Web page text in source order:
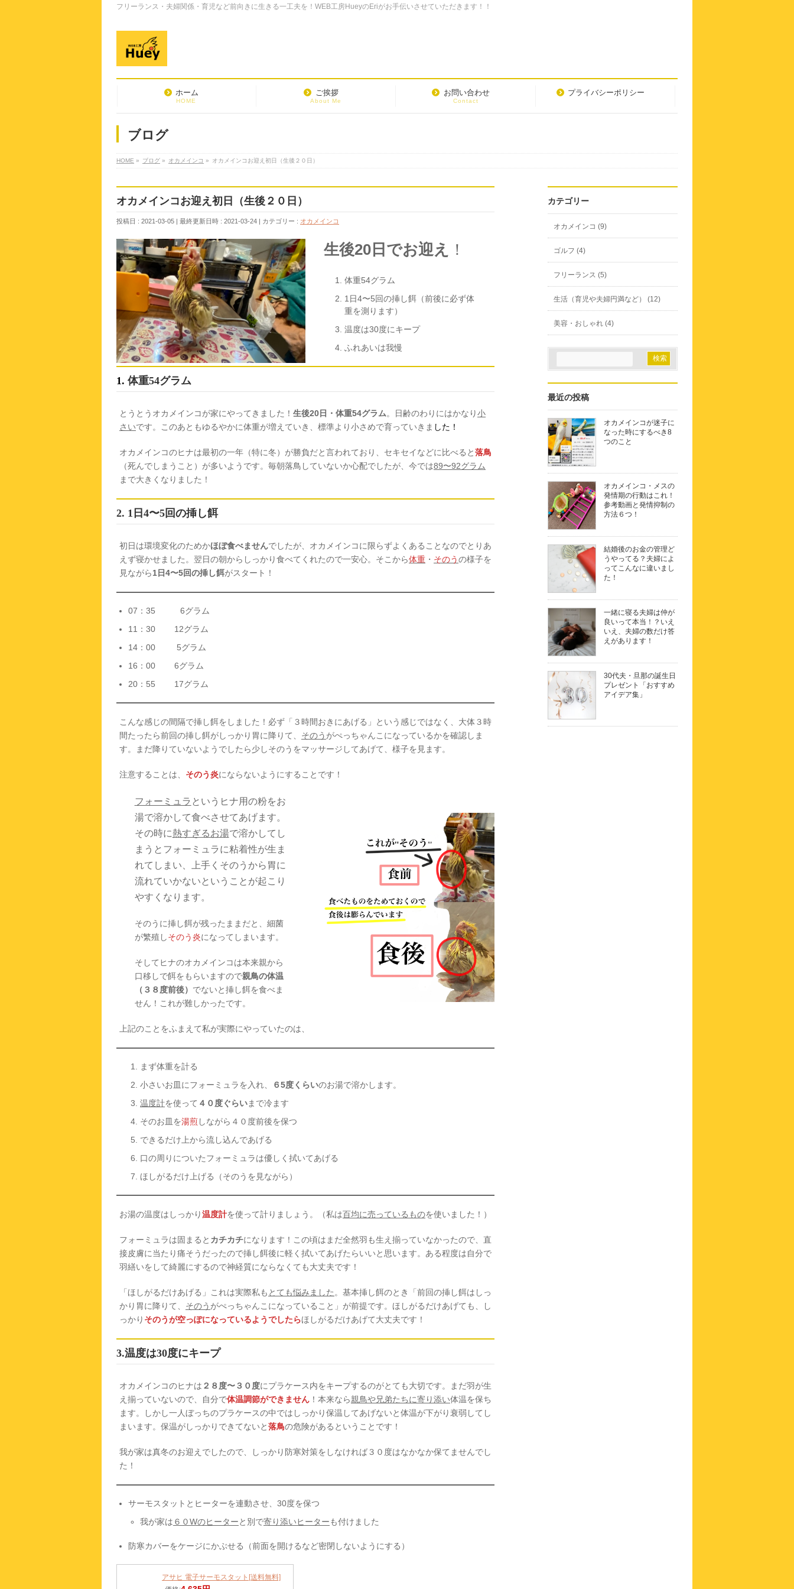
フリーランス・夫婦関係・育児など前向きに生きる一工夫を！WEB工房HueyのEriがお手伝いさせていただきます！！
ホーム
HOME
ご挨拶
About Me
お問い合わせ
Contact
プライバシーポリシー
ブログ
HOME » ブログ » オカメインコ » オカメインコお迎え初日（生後２０日）
オカメインコお迎え初日（生後２０日）
投稿日 : 2021-03-05 最終更新日時 : 2021-03-24 カテゴリー : オカメインコ
生後20日でお迎え ！
体重54グラム
1日4〜5回の挿し餌（前後に必ず体
重を測ります）
温度は30度にキープ
ふれあいは我慢
1. 体重54グラム
とうとうオカメインコが家にやってきました！ 生後20日・体重54グラム。日齢のわりにはかなり小
さいです。このあともゆるやかに体重が増えていき、標準より小さめで育っていきま した！
オカメインコのヒナは最初の一年（特に冬）が勝負だと言われており、セキセイなどに比べると落鳥
（死んでしまうこと）が多いようです。毎朝落鳥していないか心配でしたが、今では89〜92グラム
まで大きくなりました！
2. 1日4〜5回の挿し餌
初日は環境変化のためかほぼ食べませんでしたが、オカメインコに限らずよくあることなのでとりあ
えず寝かせました。翌日の朝からしっかり食べてくれたので一安心。そこから体重 ・ そのうの様子を
見ながら1日4〜5回の挿し餌がスタート！
07：35 6グラム
11：30 12グラム
14：00 5グラム
16：00 6グラム
20：55 17グラム
こんな感じの間隔で挿し餌をしました！必ず「３時間おきにあげる」という感じではなく、大体３時
間たったら前回の挿し餌がしっかり胃に降りて、 そのう がぺっちゃんこになっているかを確認しま
す。まだ降りていないようでしたら少しそのうをマッサージしてあげて、様子を見ます。
注意することは、 そのう炎にならないようにすることです！
フォーミュラ というヒナ用の粉をお
湯で溶かして食べさせてあげます。
その時に熱すぎるお湯で溶かしてし
まうとフォーミュラに粘着性が生ま
れてしまい、上手くそのうから胃に
流れていかないということが起こり
やすくなります。
そのうに挿し餌が残ったままだと、細菌
が繁殖しそのう炎になってしまいます。
そしてヒナのオカメインコは本来親から
口移しで餌をもらいますので親鳥の体温
（３８度前後） でないと挿し餌を食べま
せん！これが難しかったです。
上記のことをふまえて私が実際にやっていたのは、
まず体重を計る
小さいお皿にフォーミュラを入れ、
６5度くらいのお湯で溶かします。
温度計を使って ４０度ぐらいまで冷ます
そのお皿を湯煎しながら４０度前後を保つ
できるだけ上から流し込んであげる
口の周りについたフォーミュラは優しく拭いてあげる
ほしがるだけ上げる（そのうを見ながら）
お湯の温度はしっかり温度計を使って計りましょう。（私は百均に売っているものを使いました！）
フォーミュラは固まると カチカチになります！この頃はまだ全然羽も生え揃っていなかったので、直
接皮膚に当たり痛そうだったので挿し餌後に軽く拭いてあげたらいいと思います。ある程度は自分で
羽繕いをして綺麗にするので神経質にならなくても大丈夫です！
「ほしがるだけあげる」これは実際私も とても悩みました 。基本挿し餌のとき「前回の挿し餌はしっ
かり胃に降りて、 そのう がぺっちゃんこになっていること」が前提です。ほしがるだけあげても、し
っかり そのうが空っぽになっているようでしたらほしがるだけあげて大丈夫です！
3.温度は30度にキープ
オカメインコのヒナは ２８度〜３０度にプラケース内をキープするのがとても大切です。まだ羽が生
え揃っていないので、自分で体温調節ができません ！本来なら親鳥や兄弟たちに寄り添い体温を保ち
ます。しかし一人ぼっちのプラケースの中ではしっかり保温してあげないと体温が下がり衰弱してし
まいます。保温がしっかりできてないと落鳥の危険があるということです！
我が家は真冬のお迎えでしたので、しっかり防寒対策をしなければ３０度はなかなか保てませんでし
た！
サーモスタットとヒーターを連動させ、30度を保つ
我が家は ６０Wのヒーターと別で寄り添いヒーターも付けました
防寒カバーをケージにかぶせる（前面を開けるなど密閉しないようにする）
アサヒ 電子サーモスタット[送料無料]
カテゴリー
オカメインコ (9)
ゴルフ (4)
フリーランス (5)
生活（育児や夫婦円満など） (12)
美容・おしゃれ (4)
最近の投稿
オカメインコが迷子に
なった時にするべき8
つのこと
オカメインコ・メスの
発情期の行動はこれ！
参考動画と発情抑制の
方法６つ！
結婚後のお金の管理ど
うやってる？夫婦によ
ってこんなに違いまし
た！
一緒に寝る夫婦は仲が
良いって本当！？いえ
いえ、夫婦の数だけ答
えがあります！
30代夫・旦那の誕生日
プレゼント「おすすめ
アイデア集」